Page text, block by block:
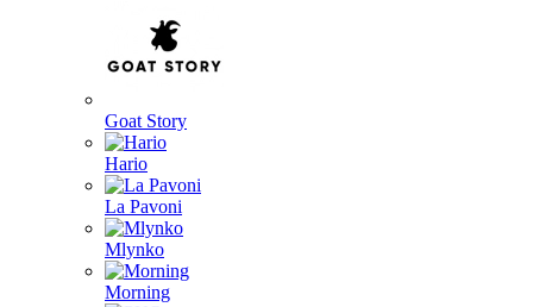
Goat Story
Hario
La Pavoni
Mlynko
Morning